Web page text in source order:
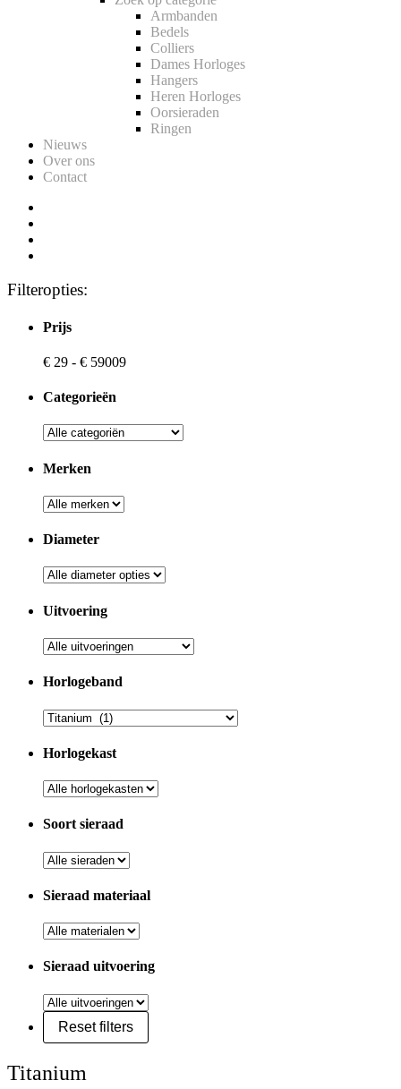
Armbanden
Bedels
Colliers
Dames Horloges
Hangers
Heren Horloges
Oorsieraden
Ringen
Nieuws
Over ons
Contact
Filteropties:
Prijs
€ 29 - € 59009
Categorieën
Merken
Diameter
Uitvoering
Horlogeband
Horlogekast
Soort sieraad
Sieraad materiaal
Sieraad uitvoering
Titanium